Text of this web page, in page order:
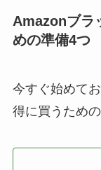
Amazonブラ
めの準備4つ
今すぐ始めて
得に買うため